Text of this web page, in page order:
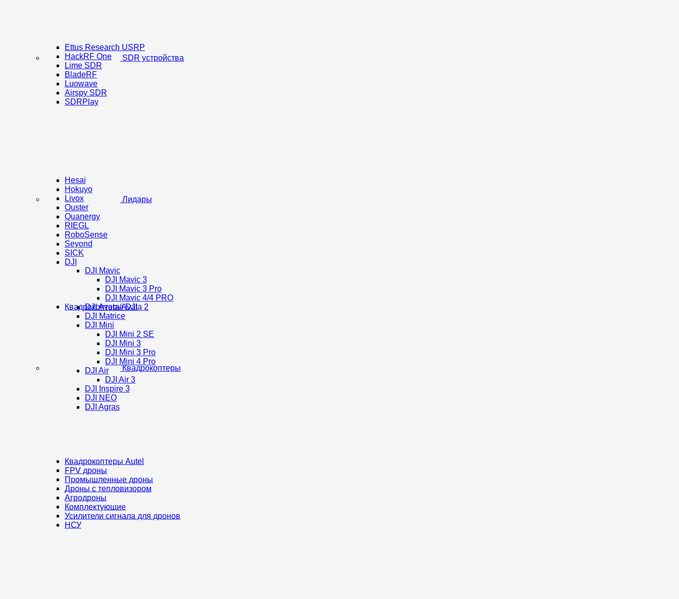
SDR устройства
Ettus Research USRP
HackRF One
Lime SDR
BladeRF
Luowave
Airspy SDR
SDRPlay
Лидары
Hesai
Hokuyo
Livox
Ouster
Quanergy
RIEGL
RoboSense
Seyond
SICK
DJI
Квадрокоптеры
Квадрокоптеры DJI
DJI Mavic
DJI Mavic 3
DJI Mavic 3 Pro
DJI Mavic 4/4 PRO
DJI Avata/Avata 2
DJI Matrice
DJI Mini
DJI Mini 2 SE
DJI Mini 3
DJI Mini 3 Pro
DJI Mini 4 Pro
DJI Air
DJI Air 3
DJI Inspire 3
DJI NEO
DJI Agras
Квадрокоптеры Autel
FPV дроны
Промышленные дроны
Дроны с тепловизором
Агродроны
Комплектующие
Усилители сигнала для дронов
НСУ